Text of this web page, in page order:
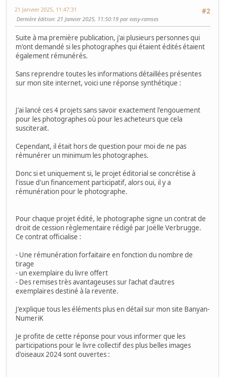
#2
21 Janvier 2025, 11:47:31
Dernière édition: 21 Janvier 2025, 11:50:19 par easy-ramses
Suite à ma première publication, j'ai plusieurs personnes qui
m'ont demandé si les photographes qui étaient édités étaient
également rémunérés.
Sans reprendre toutes les informations détaillées présentes
sur mon site internet, voici une réponse synthétique :
J'ai lancé ces 4 projets sans savoir exactement l'engouement
pour les photographes où pour les acheteurs que cela
susciterait.
Cependant, il était hors de question pour moi de ne pas
rémunérer un minimum les photographes.
Donc si et uniquement si, le projet éditorial se concrétise à
l'issue d'un financement participatif, alors oui, il y a
rémunération pour le photographe.
Pour chaque projet édité, le photographe signe un contrat de
droit de cession règlementaire rédigé par Joëlle Verbrugge.
Ce contrat officialise :
- Une rémunération forfaitaire en fonction du nombre de
tirage
- un exemplaire du livre offert
- Des remises très avantageuses sur l'achat d'autres
exemplaires destiné à la revente.
J'explique tous les éléments plus en détail sur mon site Banyan-
NumeriK
Je profite de cette réponse pour vous informer que les
participations pour le livre collectif des plus belles images
d'oiseaux 2024 sont ouvertes :